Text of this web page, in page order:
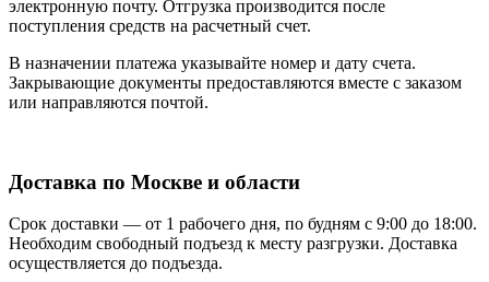
электронную почту. Отгрузка производится после
поступления средств на расчетный счет.
В назначении платежа указывайте номер и дату счета.
Закрывающие документы предоставляются вместе с заказом
или направляются почтой.
Доставка по Москве и области
Срок доставки — от 1 рабочего дня, по будням с 9:00 до 18:00.
Необходим свободный подъезд к месту разгрузки. Доставка
осуществляется до подъезда.